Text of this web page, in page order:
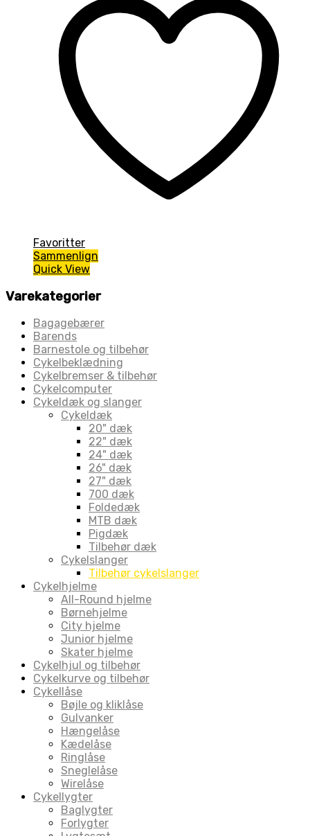
Favoritter
Sammenlign
Quick View
Varekategorier
Bagagebærer
Barends
Barnestole og tilbehør
Cykelbeklædning
Cykelbremser & tilbehør
Cykelcomputer
Cykeldæk og slanger
Cykeldæk
20" dæk
22" dæk
24" dæk
26" dæk
27" dæk
700 dæk
Foldedæk
MTB dæk
Pigdæk
Tilbehør dæk
Cykelslanger
Tilbehør cykelslanger
Cykelhjelme
All-Round hjelme
Børnehjelme
City hjelme
Junior hjelme
Skater hjelme
Cykelhjul og tilbehør
Cykelkurve og tilbehør
Cykellåse
Bøjle og kliklåse
Gulvanker
Hængelåse
Kædelåse
Ringlåse
Sneglelåse
Wirelåse
Cykellygter
Baglygter
Forlygter